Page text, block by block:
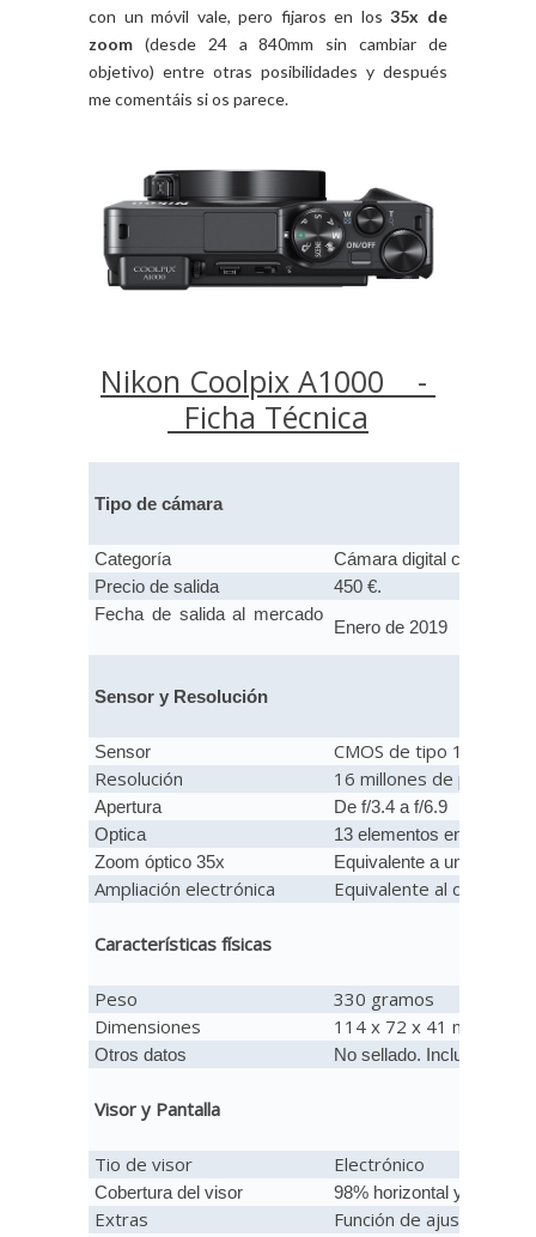
con un móvil vale, pero fijaros en los35x de
zoom (desde 24 a 840mm sin cambiar de
objetivo) entre otras posibilidades y después
me comentáis si os parece.
Nikon Coolpix A1000 -
Ficha Técnica
Tipo de cámara
Categoría
Cámara digital compacta
Precio de salida
450 €.
Fecha de salida al mercado
Enero de 2019
Sensor y Resolución
Sensor
CMOS de tipo 1/2,3
Resolución
16 millones de píxeles
Apertura
De f/3.4 a f/6.9
Optica
13 elementos en 11
Zoom óptico 35x
Equivalente a un
Ampliación electrónica Equivalente al de un
Características físicas
Peso
330 gramos
Dimensiones
114 x 72 x 41 mm
Otros datos No sellado. Incluye
Visor y Pantalla
Tio de visor Electrónico
Cobertura del visor 98% horizontal y vertical
Extras
Función de ajuste